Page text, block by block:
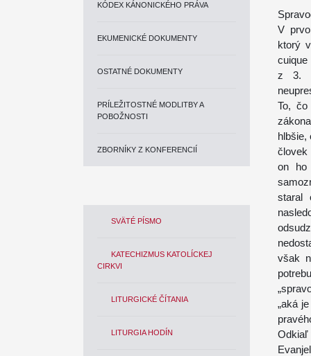
KÓDEX KÁNONICKÉHO PRÁVA
EKUMENICKÉ DOKUMENTY
OSTATNÉ DOKUMENTY
PRÍLEŽITOSTNÉ MODLITBY A
POBOŽNOSTI
ZBORNÍKY Z KONFERENCIÍ
SVÄTÉ PÍSMO
KATECHIZMUS KATOLÍCKEJ
CIRKVI
LITURGICKÉ ČÍTANIA
LITURGIA HODÍN
V
ktorý
cuique
z 3.
To, čo
hlbšie,
človek
on ho
staral
však
„aká
Odkiaľ